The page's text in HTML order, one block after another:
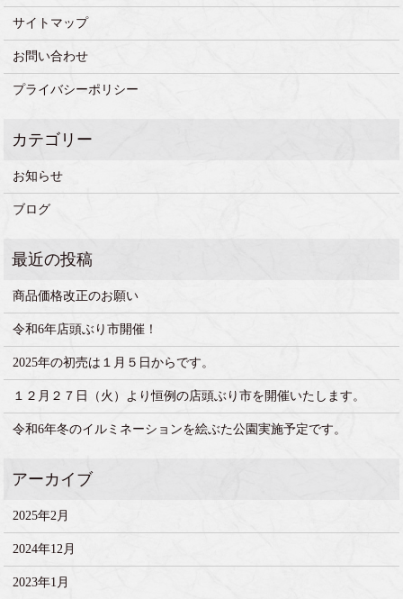
サイトマップ
お問い合わせ
プライバシーポリシー
お知らせ
ブログ
商品価格改正のお願い
令和6年店頭ぶり市開催！
2025年の初売は１月５日からです。
１２月２７日（火）より恒例の店頭ぶり市を開催いたします。
令和6年冬のイルミネーションを絵ぶた公園実施予定です。
2025年2月
2024年12月
2023年1月